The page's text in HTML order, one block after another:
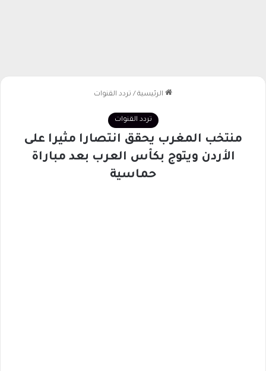
الرئيسية / تردد القنوات
تردد القنوات
منتخب المغرب يحقق انتصارا مثيرا على
الأردن ويتوج بكأس العرب بعد مباراة
حماسية